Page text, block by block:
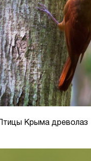
Птицы Крыма древолаз